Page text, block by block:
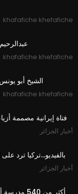
khafafiche khefafiche
khafafiche khefafiche
الشيخ أبو
khafafiche khefafiche
فتاة إيرانية مصممة
أخبار الجزائر
بالفيديو...تركيا ترد
أخبار الجزائر
أكثر من